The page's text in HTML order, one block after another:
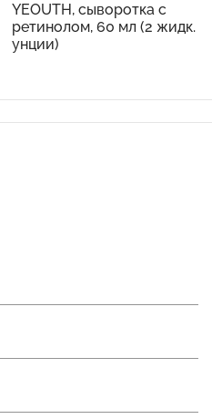
YEOUTH, сыворотка с
ретинолом, 60 мл (2 жидк.
унции)